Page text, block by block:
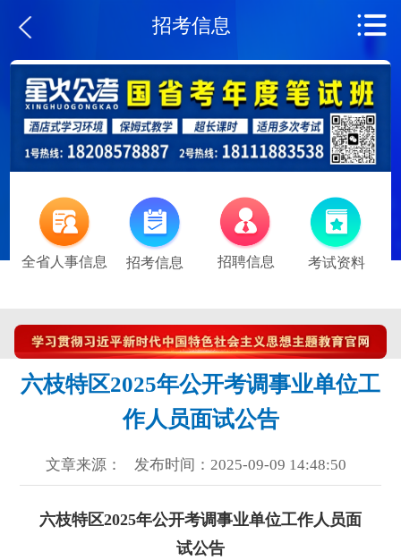
招考信息
全省人事信息 招考信息 招聘信息 考试资料
六枝特区2025年公开考调事业单位工
作人员面试公告
文章来源： 发布时间：2025-09-09 14:48:50
六枝特区2025年公开考调事业单位工作人员面
试公告